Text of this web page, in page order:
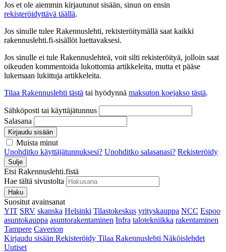
Jos et ole aiemmin kirjautunut sisään, sinun on ensin
rekisteröidyttävä täällä.
Jos sinulle tulee Rakennuslehti, rekisteröitymällä saat kaikki
rakennuslehti.fi-sisällöt luettavaksesi.
Jos sinulle ei tule Rakennuslehteä, voit silti rekisteröityä, jolloin saat
oikeuden kommentoida lukottomia artikkeleita, mutta et pääse
lukemaan lukittuja artikkeleita.
Tilaa Rakennuslehti tästä tai hyödynnä maksuton koejakso tästä.
Sähköposti tai käyttäjätunnus
Salasana
Kirjaudu sisään
Muista minut
Unohditko käyttäjätunnuksesi? Unohditko salasanasi? Rekisteröidy
Sulje
Etsi Rakennuslehti.fistä
Hae tältä sivustolta
Haku
Suositut avainsanat
YIT SRV skanska Helsinki Tilastokeskus yrityskauppa NCC Espoo
asuntokauppa asuntorakentaminen Infra talotekniikka rakentaminen
Tampere Caverion
Kirjaudu sisään Rekisteröidy Tilaa Rakennuslehti Näköislehdet
Uutiset